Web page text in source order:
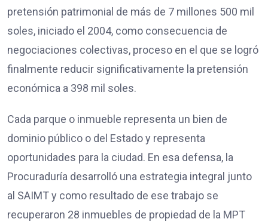
pretensión patrimonial de más de 7 millones 500 mil
soles, iniciado el 2004, como consecuencia de
negociaciones colectivas, proceso en el que se logró
finalmente reducir significativamente la pretensión
económica a 398 mil soles.
Cada parque o inmueble representa un bien de
dominio público o del Estado y representa
oportunidades para la ciudad. En esa defensa, la
Procuraduría desarrolló una estrategia integral junto
al SAIMT y como resultado de ese trabajo se
recuperaron 28 inmuebles de propiedad de la MPT